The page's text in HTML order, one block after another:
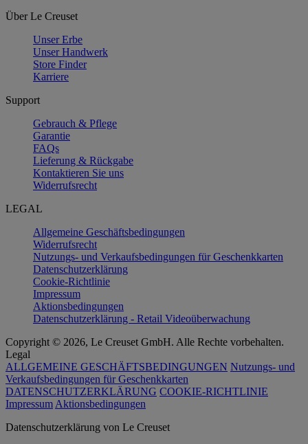
Über Le Creuset
Unser Erbe
Unser Handwerk
Store Finder
Karriere
Support
Gebrauch & Pflege
Garantie
FAQs
Lieferung & Rückgabe
Kontaktieren Sie uns
Widerrufsrecht
LEGAL
Allgemeine Geschäftsbedingungen
Widerrufsrecht
Nutzungs- und Verkaufsbedingungen für Geschenkkarten
Datenschutzerklärung
Cookie-Richtlinie
Impressum
Aktionsbedingungen
Datenschutzerklärung - Retail Videoüberwachung
Copyright © 2026, Le Creuset GmbH. Alle Rechte vorbehalten.
Legal
ALLGEMEINE GESCHÄFTSBEDINGUNGEN Nutzungs- und
Verkaufsbedingungen für Geschenkkarten
DATENSCHUTZERKLÄRUNG COOKIE-RICHTLINIE
Impressum Aktionsbedingungen
Datenschutz­erklärung von Le Creuset